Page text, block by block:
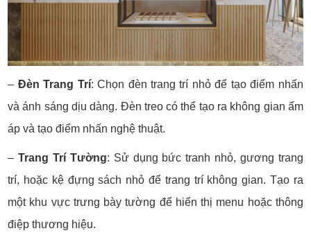
– Đèn Trang Trí:Chọn đèn trang trí nhỏ để tạo điểm nhấn
và ánh sáng dịu dàng. Đèn treo có thể tạo ra không gian ấm
áp và tạo điểm nhấn nghệ thuật.
–Trang Trí Tường: Sử dụng bức tranh nhỏ, gương trang
trí, hoặc kệ đựng sách nhỏ để trang trí không gian. Tạo ra
một khu vực trưng bày tường để hiển thị menu hoặc thông
điệp thương hiệu.